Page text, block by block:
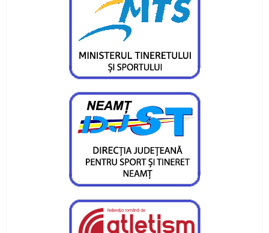
Sase canotori in loturile nationale de juniori
Asteptari mari de la selectia loturilor de canotaj
pentru juniori
ergometru
Mihaela Macsim, cinci medalii la mondiale
CS Ceahlaul, reprezentat frumos la Vatra Dornei
si Bacau
Gelu Cracana, donatie din suflet pentru Razvan
Andrei